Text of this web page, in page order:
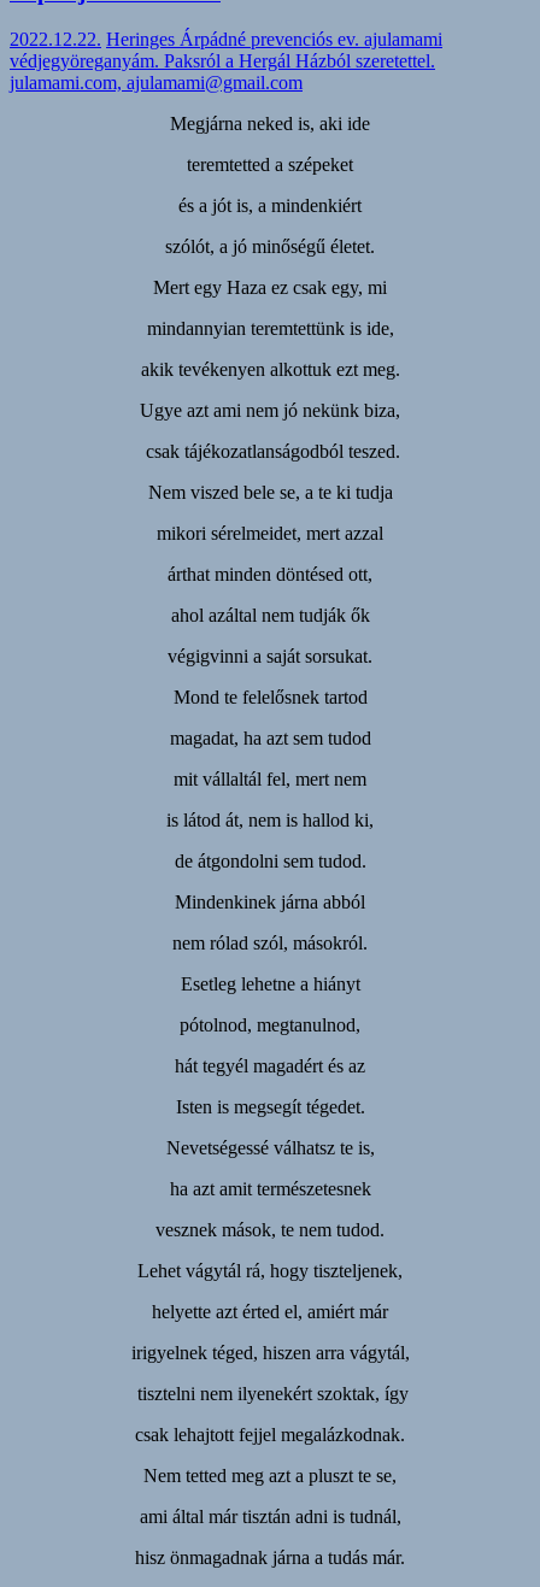
2022.12.22. Heringes Árpádné prevenciós ev. ajulamami
védjegyöreganyám. Paksról a Hergál Házból szeretettel.
julamami.com, ajulamami@gmail.com
Megjárna neked is, aki ide
teremtetted a szépeket
és a jót is, a mindenkiért
szólót, a jó minőségű életet.
Mert egy Haza ez csak egy, mi
mindannyian teremtettünk is ide,
akik tevékenyen alkottuk ezt meg.
Ugye azt ami nem jó nekünk biza,
csak tájékozatlanságodból teszed.
Nem viszed bele se, a te ki tudja
mikori sérelmeidet, mert azzal
árthat minden döntésed ott,
ahol azáltal nem tudják ők
végigvinni a saját sorsukat.
Mond te felelősnek tartod
magadat, ha azt sem tudod
mit vállaltál fel, mert nem
is látod át, nem is hallod ki,
de átgondolni sem tudod.
Mindenkinek járna abból
nem rólad szól, másokról.
Esetleg lehetne a hiányt
pótolnod, megtanulnod,
hát tegyél magadért és az
Isten is megsegít tégedet.
Nevetségessé válhatsz te is,
ha azt amit természetesnek
vesznek mások, te nem tudod.
Lehet vágytál rá, hogy tiszteljenek,
helyette azt érted el, amiért már
irigyelnek téged, hiszen arra vágytál,
tisztelni nem ilyenekért szoktak, így
csak lehajtott fejjel megalázkodnak.
Nem tetted meg azt a pluszt te se,
ami által már tisztán adni is tudnál,
hisz önmagadnak járna a tudás már.